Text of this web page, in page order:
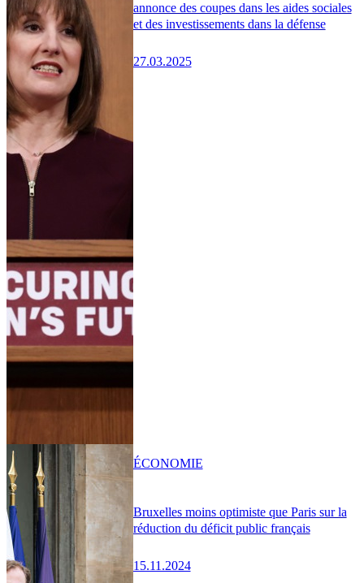
annonce des coupes dans les aides sociales
et des investissements dans la défense
27.03.2025
Bruxelles moins optimiste que Paris sur la
réduction du déficit public français
15.11.2024
ÉCONOMIE